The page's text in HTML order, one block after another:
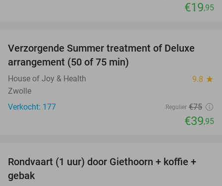
€19,95
47%
Verzorgende Summer treatment of Deluxe
arrangement (50 of 75 min)
House of Joy & Health 9.8 star
Zwolle
Verkocht: 177
Regulier €75
€39,95
46%
Rondvaart (1 uur) door Giethoorn + koffie +
gebak